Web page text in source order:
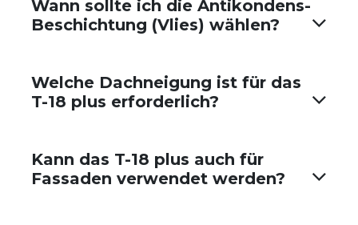
Wann sollte ich die Antikondens-
Beschichtung (Vlies) wählen?
Welche Dachneigung ist für das
T-18 plus erforderlich?
Kann das T-18 plus auch für